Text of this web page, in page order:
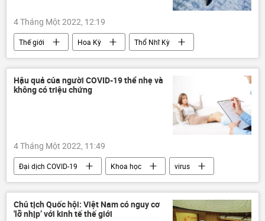
4 Tháng Một 2022, 12:19
Thế giới Hoa Kỳ
Thổ Nhĩ Kỳ
S-400
F-35
Quân sự
mua bán vũ khí
Hậu quả của người COVID-19 thể nhẹ và
không có triệu chứng
4 Tháng Một 2022, 11:49
Đại dịch COVID-19 Khoa học
virus
bệnh
Sức khoẻ
Chủ tịch Quốc hội: Việt Nam có nguy cơ
'lỡ nhịp’ với kinh tế thế giới